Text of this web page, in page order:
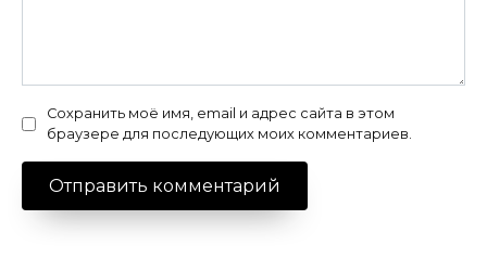
Сохранить моё имя, email и адрес сайта в этом
браузере для последующих моих комментариев.